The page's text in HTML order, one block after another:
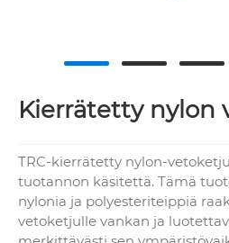
Kierrätetty nylon
TRC-kierrätetty nylon-
tuotannon käsitettä. Tämä
nylonia ja polyesteriteippiä
vetoketjulle vankan ja